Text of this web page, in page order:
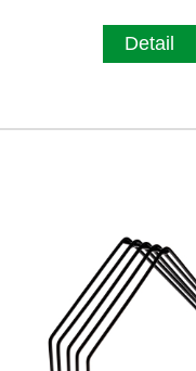
Detail